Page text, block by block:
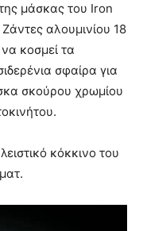
μάσκας του Iron
αλουμινίου 18
κοσμεί τα
σφαίρα για
σκούρου χρωμίου
κόκκινο του